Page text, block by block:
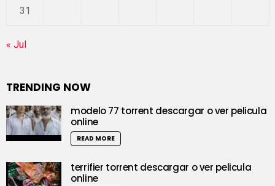
31
« Jul
TRENDING NOW
modelo 77 torrent descargar o ver pelicula
online
READ MORE
terrifier torrent descargar o ver pelicula
online